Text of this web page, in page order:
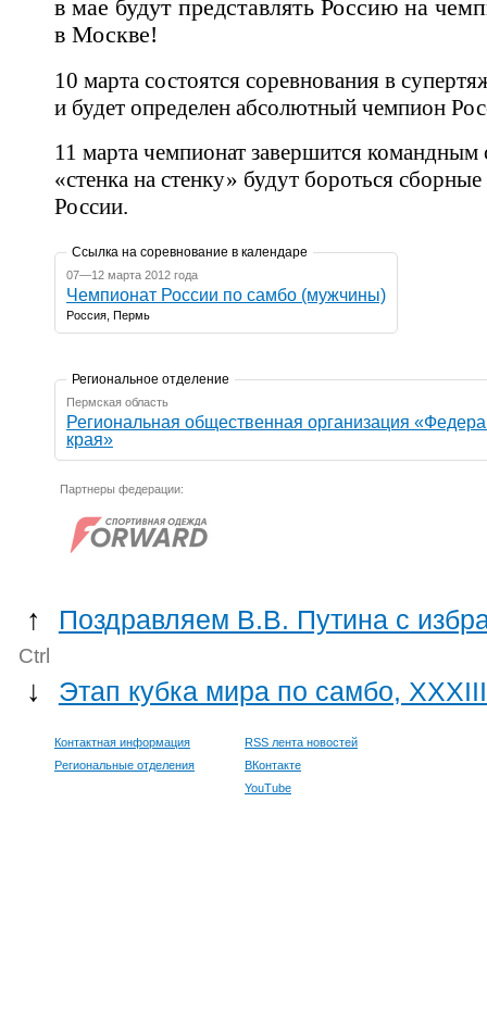
в мае будут представлять Россию на
в Москве!
10 марта состоятся соревнования в
и будет определен абсолютный чемпион
11 марта чемпионат завершится командным
«стенка на стенку» будут бороться
России.
Ссылка на соревнование в календаре
07—12 марта 2012 года
Чемпионат России по самбо (мужчины)
Россия, Пермь
Региональное отделение
Пермская область
Региональная общественная организация «Федерация самбо Пермского
края»
Партнеры федерации:
↑ Поздравляем В.В. Путина с
Ctrl
↓ Этап кубка мира по самбо,
Контактная информация
Региональные отделения
RSS лента новостей
ВКонтакте
YouTube